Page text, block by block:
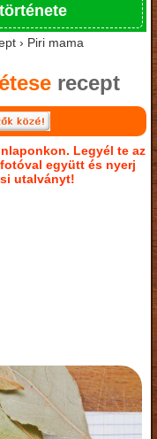
› Piri mama
recept
Legyél te az
együtt és nyerj
utalványt!